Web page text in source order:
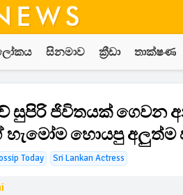
සිනමාව ක්‍රීඩා තාක්ෂණ
සුපිරි ජිවිතයක් ගෙවන
හොයපු අලුත්ම
Today Sri Lankan Actress